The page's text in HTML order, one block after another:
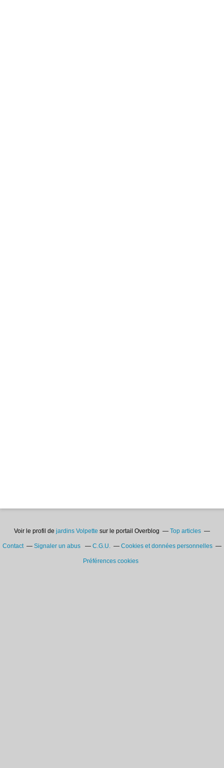
Voir le profil de jardins Volpette sur le portail Overblog Top articles
Contact Signaler un abus C.G.U. Cookies et données personnelles
Préférences cookies